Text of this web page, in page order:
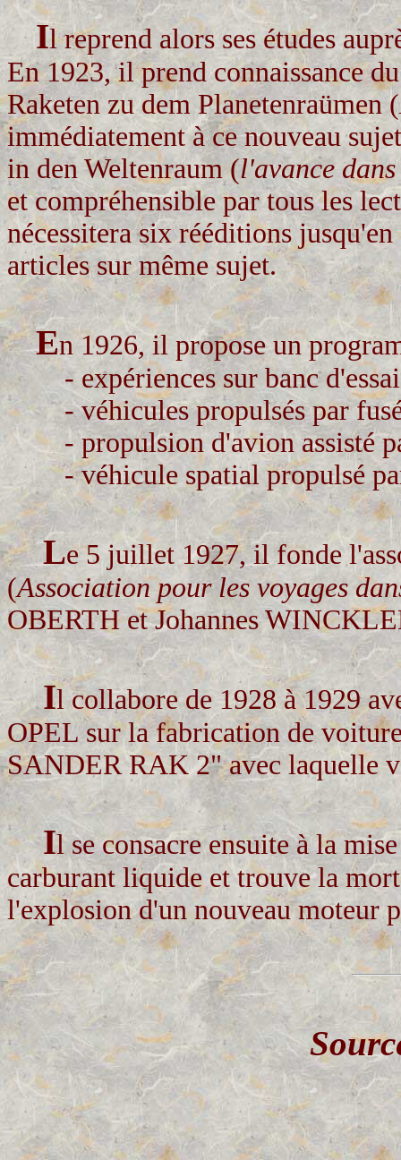
Il reprend alors ses études
En 1923, il prend connaissance
Raketen zu dem Planetenraümen (
immédiatement à ce nouveau
in den Weltenraum (l'avance
et compréhensible par tous les
nécessitera six rééditions
articles sur même sujet.
En 1926, il propose un
- expériences sur banc
- véhicules propulsés par
- propulsion d'avion assisté
- véhicule spatial propulsé
Le 5 juillet 1927, il fonde
(Association pour les voyages
OBERTH et Johannes
Il collabore de 1928 à 1929
OPEL sur la fabrication de
SANDER RAK 2" avec laquelle
Il se consacre ensuite à la
carburant liquide et trouve la
l'explosion d'un nouveau moteur